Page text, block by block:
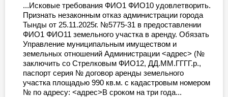
...Исковые требования ФИО1 ФИО10 удовлетворить.
Признать незаконным отказ администрации города
Тынды от 25.11.2025г. №5775-31 в предоставлении
ФИО1 ФИО11 земельного участка в аренду. Обязать
Управление муниципальным имуществом и
земельных отношений Администрации <адрес> (№
заключить со Стрелковым ФИО12, ДД.ММ.ГГГГ.р.,
паспорт серия № договор аренды земельного
участка площадью 990 кв.м. с кадастровым номером
№ по адресу: <адрес>В сроком на три года...